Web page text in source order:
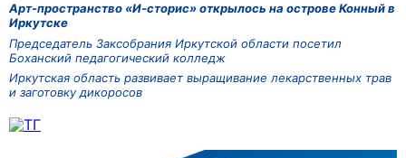
Арт-пространство «И-сторис» открылось на острове Конный в
Иркутске
Председатель Заксобрания Иркутской области посетил
Боханский педагогический колледж
Иркутская область развивает выращивание лекарственных трав
и заготовку дикоросов